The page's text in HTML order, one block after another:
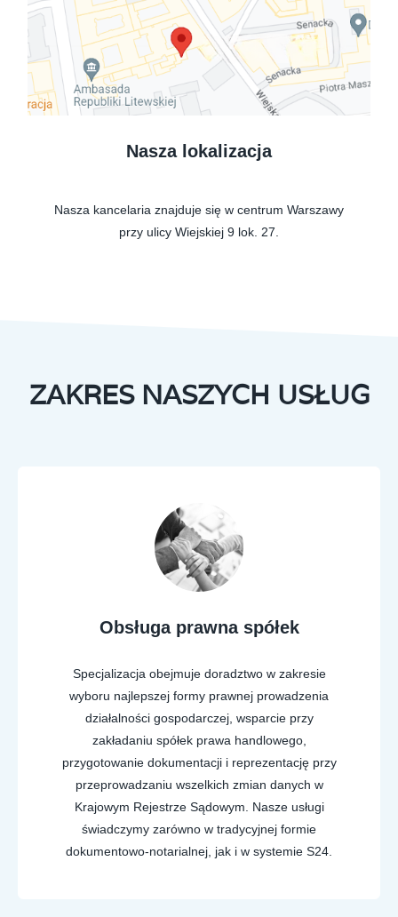
Nasza lokalizacja
Nasza kancelaria znajduje się w centrum Warszawy
przy ulicy Wiejskiej 9 lok. 27.
ZAKRES NASZYCH USŁUG
Obsługa prawna spółek
Specjalizacja obejmuje doradztwo w zakresie
wyboru najlepszej formy prawnej prowadzenia
działalności gospodarczej, wsparcie przy
zakładaniu spółek prawa handlowego,
przygotowanie dokumentacji i reprezentację przy
przeprowadzaniu wszelkich zmian danych w
Krajowym Rejestrze Sądowym. Nasze usługi
świadczymy zarówno w tradycyjnej formie
dokumentowo-notarialnej, jak i w systemie S24.